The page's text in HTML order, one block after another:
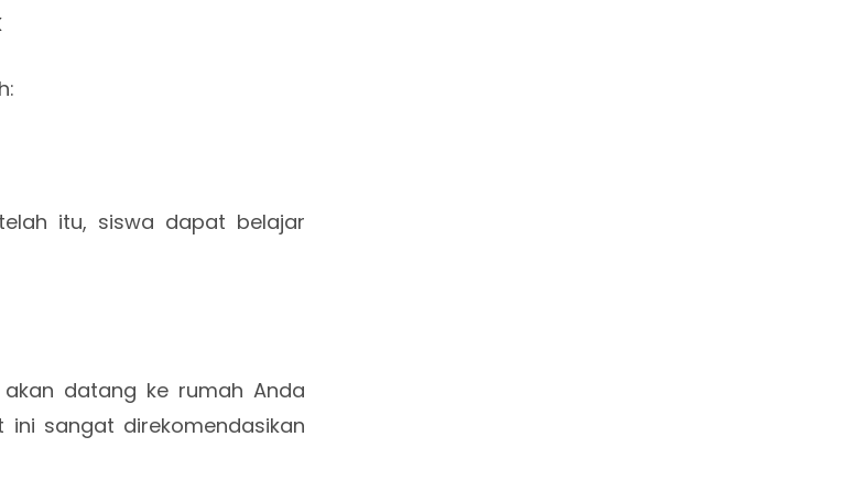
itu, siswa dapat belajar
datang ke rumah Anda
sangat direkomendasikan